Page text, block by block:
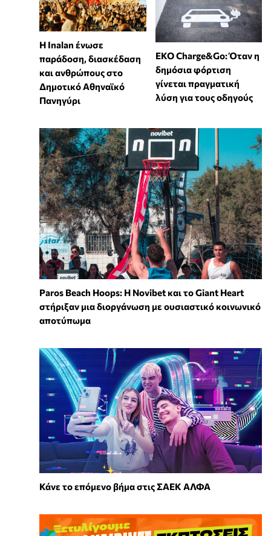
Η Inalan ένωσε
παράδοση, διασκέδαση
και ανθρώπους στο
Δημοτικό Αθηναϊκό
Πανηγύρι
EKO Charge&Go: Όταν η
δημόσια φόρτιση
γίνεται πραγματική
λύση για τους οδηγούς
Paros Beach Hoops: Η Novibet και το Giant Heart
στήριξαν μια διοργάνωση με ουσιαστικό κοινωνικό
αποτύπωμα
Κάνε το επόμενο βήμα στις ΣΑΕΚ ΑΛΦΑ